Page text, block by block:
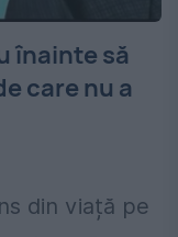
înainte să
care nu a
din viață pe